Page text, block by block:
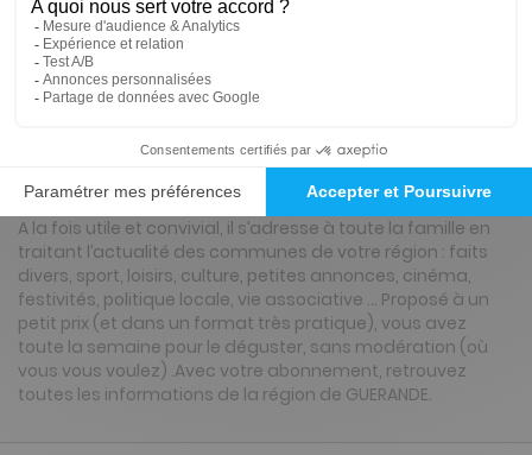
ℹ️Note :les codes promotionnels ne sont pas
valables sur ce titre.
Presquîle (Saint-Nazaire et sa Région)
A la fois utile et convivial, il s’adresse à toute la famille en
traitant l’actualité des communes de votre région : faits
divers, sport, loisirs, culture, petites annonces, cinéma,
festivités, politique locale, vie associative … Proposé à un
petit prix (et dans un format très pratique), vous avez
toute la semaine pour le déguster, sans modération (où
vous vous voulez) .Avec votre abonnement, retrouvez
toutes les informations de la région de GUERANDE.